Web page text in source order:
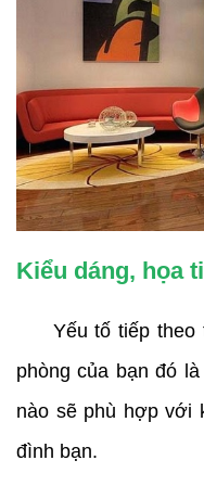
Kiểu dáng, họa
Yếu tố tiếp theo
phòng của bạn đó
nào sẽ phù hợp với
đình bạn.